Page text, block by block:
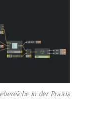
in der Praxis